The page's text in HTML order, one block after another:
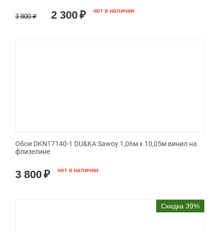
3 800 ₽ 2 300₽ нет в наличии
Обои DKN17140-1 DU&KA Sawoy 1,06м х 10,05м винил на
флизелине
3 800₽ нет в наличии
Скидка 39%